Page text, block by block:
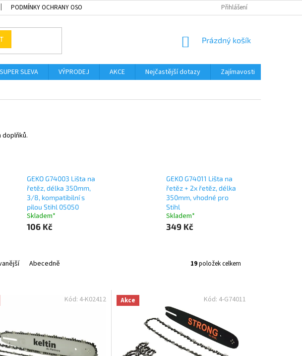
PODMÍNKY OCHRANY OSOBNÍCH ÚDAJŮ SLOVNÍK POJMŮ
Přihlášení
NÁKUPNÍ
Prázdný košík
SUPER SLEVA VÝPRODEJ AKCE Nejčastější dotazy Zajímavosti
GEKO G74003 Lišta na
řetěz, délka 350mm,
3/8, kompatibilní s
pilou Stihl 05050
Skladem*
106 Kč
GEKO G74011 Lišta na
řetěz + 2x řetěz, délka
350mm, vhodné pro
Stihl
Skladem*
349 Kč
Abecedně 19položek celkem
Kód: 4-K02412 Akce Kód: 4-G74011